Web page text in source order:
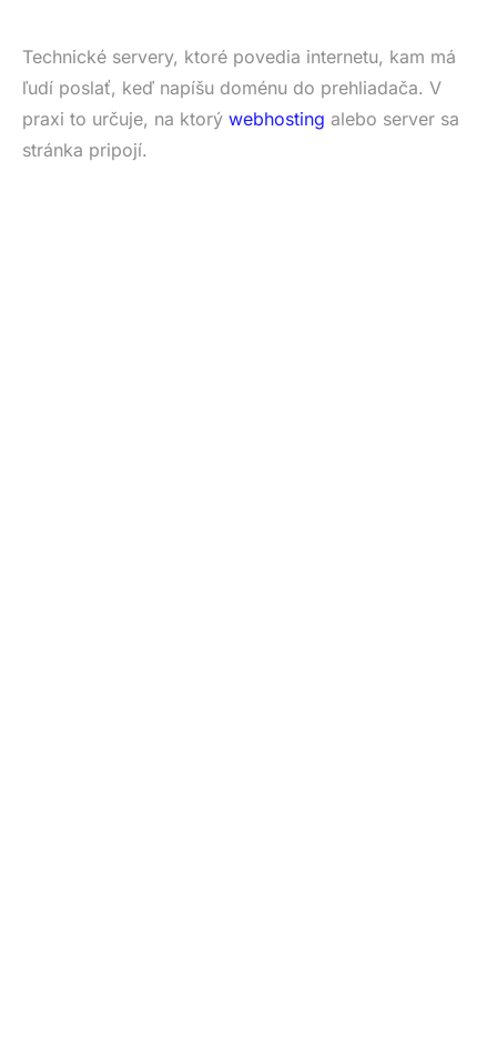
Technické servery, ktoré povedia internetu, kam má
ľudí poslať, keď napíšu doménu do prehliadača. V
praxi to určuje, na ktorý webhosting alebo server sa
stránka pripojí.